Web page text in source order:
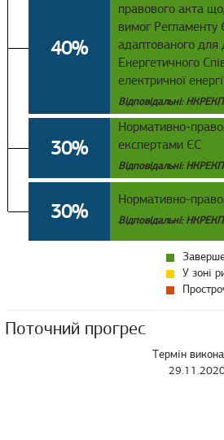
40%
правового акта
вимог
адаптованого для
Енергетичного
електричної
Відповідальні: НКРЕКП
30%
Нормативно-
експертами ЄС
Відповідальні: НКРЕКП
30% Нормативно-
Відповідальні: НКРЕКП
У зоні
Поточний прогрес
Термін